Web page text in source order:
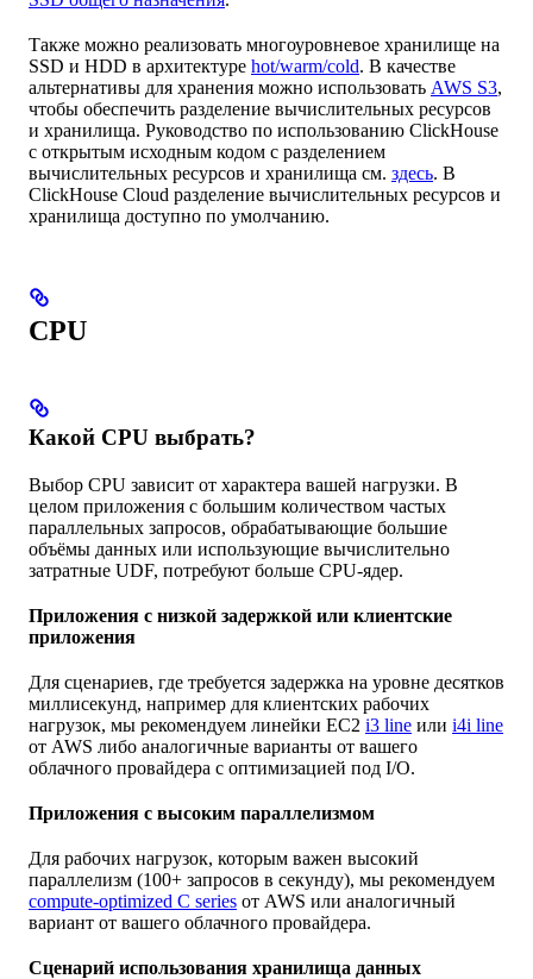
Также можно реализовать многоуровневое хранилище на
SSD и HDD в архитектуре hot/warm/cold. В качестве
альтернативы для хранения можно использовать AWS S3,
чтобы обеспечить разделение вычислительных ресурсов
и хранилища. Руководство по использованию ClickHouse
с открытым исходным кодом с разделением
вычислительных ресурсов и хранилища см. здесь. В
ClickHouse Cloud разделение вычислительных ресурсов и
хранилища доступно по умолчанию.
CPU
Какой CPU выбрать?
Выбор CPU зависит от характера вашей нагрузки. В
целом приложения с большим количеством частых
параллельных запросов, обрабатывающие большие
объёмы данных или использующие вычислительно
затратные UDF, потребуют больше CPU-ядер.
Приложения с низкой задержкой или клиентские
приложения
Для сценариев, где требуется задержка на уровне десятков
миллисекунд, например для клиентских рабочих
нагрузок, мы рекомендуем линейки EC2 i3 line или i4i line
от AWS либо аналогичные варианты от вашего
облачного провайдера с оптимизацией под I/O.
Приложения с высоким параллелизмом
Для рабочих нагрузок, которым важен высокий
параллелизм (100+ запросов в секунду), мы рекомендуем
compute-optimized C series от AWS или аналогичный
вариант от вашего облачного провайдера.
Сценарий использования хранилища данных